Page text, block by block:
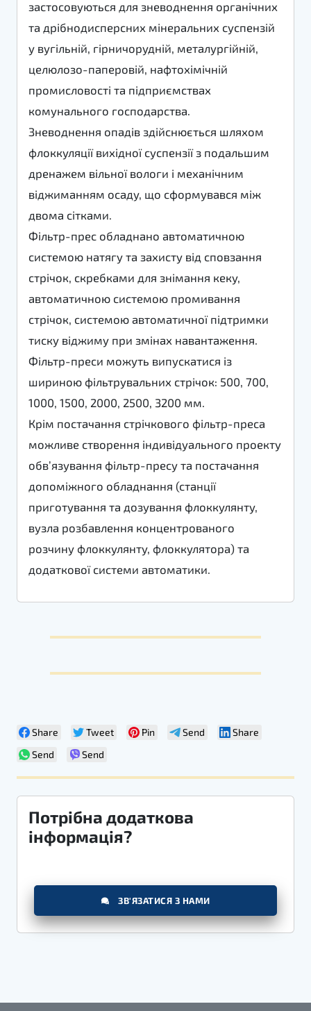
застосовуються для зневоднення органічних
та дрібнодисперсних мінеральних суспензій
у вугільній, гірничорудній, металургійній,
целюлозо-паперовій, нафтохімічній
промисловості та підприємствах
комунального господарства.
Зневоднення опадів здійснюється шляхом
флоккуляції вихідної суспензії з подальшим
дренажем вільної вологи і механічним
віджиманням осаду, що сформувався між
двома сітками.
Фільтр-прес обладнано автоматичною
системою натягу та захисту від сповзання
стрічок, скребками для знімання кеку,
автоматичною системою промивання
стрічок, системою автоматичної підтримки
тиску віджиму при змінах навантаження.
Фільтр-преси можуть випускатися із
шириною фільтрувальних стрічок: 500, 700,
1000, 1500, 2000, 2500, 3200 мм.
Крім постачання стрічкового фільтр-преса
можливе створення індивідуального проекту
обв’язування фільтр-пресу та постачання
допоміжного обладнання (станції
приготування та дозування флоккулянту,
вузла розбавлення концентрованого
розчину флоккулянту, флоккулятора) та
додаткової системи автоматики.
Share Tweet Pin Send
Share
Send
Send
Потрібна додаткова
інформація?
ЗВ'ЯЗАТИСЯ З НАМИ